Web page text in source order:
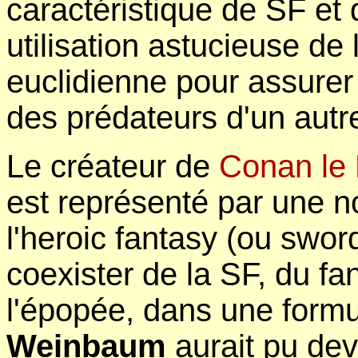
caractéristique de SF et
utilisation astucieuse
euclidienne pour
des prédateurs d'un
Le créateur de Conan le
est représenté par une
l'heroic fantasy (ou
coexister de la SF, du
l'épopée, dans une
Weinbaum aurait pu